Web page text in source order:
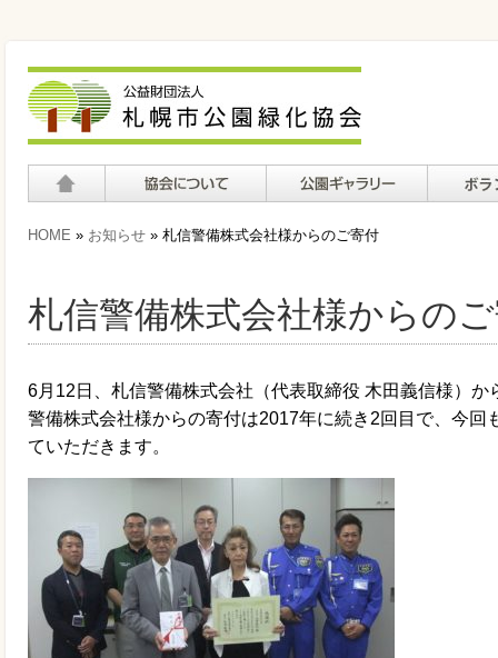
HOME » お知らせ » 札信警備株式会社様からのご寄付
札信警備株式会社様からの
6月12日、札信警備株式会社（代表取締役 木田義信様）
警備株式会社様からの寄付は2017年に続き2回目で、今回
ていただきます。